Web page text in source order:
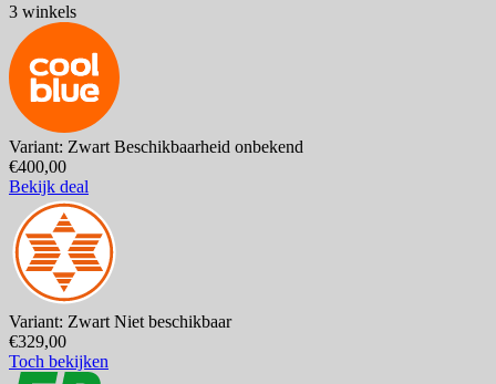
3 winkels
Variant: Zwart Beschikbaarheid onbekend
€400,00
Bekijk deal
Variant: Zwart Niet beschikbaar
€329,00
Toch bekijken